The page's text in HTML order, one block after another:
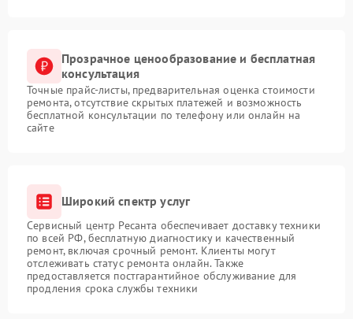
Прозрачное ценообразование и бесплатная
консультация
Точные прайс-листы, предварительная оценка стоимости
ремонта, отсутствие скрытых платежей и возможность
бесплатной консультации по телефону или онлайн на
сайте
Широкий спектр услуг
Сервисный центр Ресанта обеспечивает доставку техники
по всей РФ, бесплатную диагностику и качественный
ремонт, включая срочный ремонт. Клиенты могут
отслеживать статус ремонта онлайн. Также
предоставляется постгарантийное обслуживание для
продления срока службы техники